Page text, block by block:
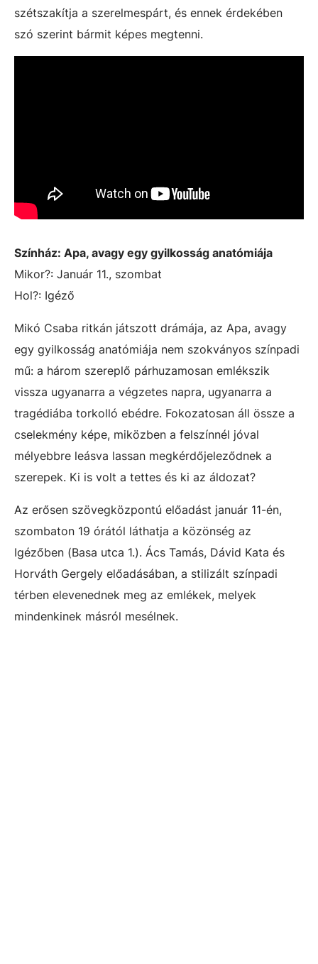
szétszakítja a szerelmespárt, és ennek érdekében
szó szerint bármit képes megtenni.
Színház: Apa, avagy egy gyilkosság anatómiája
Mikor?: Január 11., szombat
Hol?: Igéző
Mikó Csaba ritkán játszott drámája, az Apa, avagy
egy gyilkosság anatómiája nem szokványos színpadi
mű: a három szereplő párhuzamosan emlékszik
vissza ugyanarra a végzetes napra, ugyanarra a
tragédiába torkolló ebédre. Fokozatosan áll össze a
cselekmény képe, miközben a felszínnél jóval
mélyebbre leásva lassan megkérdőjeleződnek a
szerepek. Ki is volt a tettes és ki az áldozat?
Az erősen szövegközpontú előadást január 11-én,
szombaton 19 órától láthatja a közönség az
Igézőben (Basa utca 1.). Ács Tamás, Dávid Kata és
Horváth Gergely előadásában, a stilizált színpadi
térben elevenednek meg az emlékek, melyek
mindenkinek másról mesélnek.